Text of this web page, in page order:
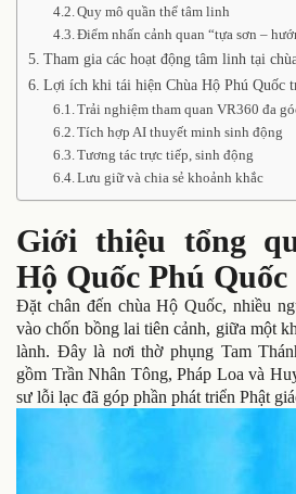
Quy mô quần thể tâm linh
Điểm nhấn cảnh quan “tựa sơn –
Tham gia các hoạt động tâm linh tại
Lợi ích khi tái hiện Chùa Hộ Phú Quốc
Trải nghiệm tham quan VR360 đa
Tích hợp AI thuyết minh sinh động
Tương tác trực tiếp, sinh động
Lưu giữ và chia sẻ khoảnh khắc
Giới thiệu tổng
Hộ Quốc Phú Quốc
Đặt chân đến chùa Hộ Quốc, nhiều
vào chốn bồng lai tiên cảnh, giữa một
lành. Đây là nơi thờ phụng Tam
gồm Trần Nhân Tông, Pháp Loa và
sư lỗi lạc đã góp phần phát triển Phật